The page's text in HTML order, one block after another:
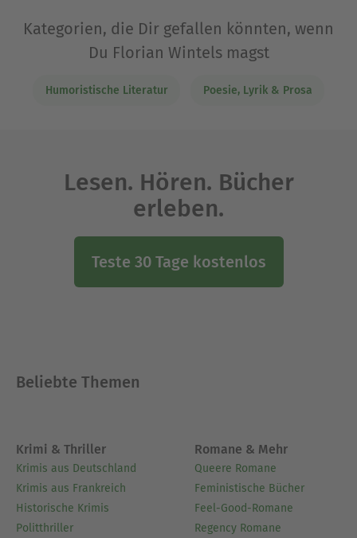
Kategorien, die Dir gefallen könnten, wenn
Du Florian Wintels magst
Humoristische Literatur Poesie, Lyrik & Prosa
Lesen. Hören. Bücher
erleben.
Teste 30 Tage kostenlos
Beliebte Themen
Krimi & Thriller
Krimis aus Deutschland
Krimis aus Frankreich
Historische Krimis
Politthriller
Romane & Mehr
Queere Romane
Feministische Bücher
Feel-Good-Romane
Regency Romane